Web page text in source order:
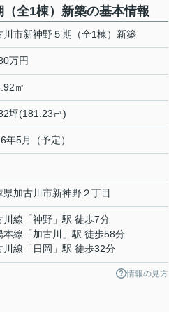
全1棟）新築の基本情報
川市新神野５期（全1棟）新築
万円
㎡
坪(181.23㎡)
年5月（予定）
県加古川市新神野２丁目
川線 「神野 」駅 徒歩7分
本線 「加古川
」駅 徒歩58分
川線 「 日岡 」駅 徒歩32分
情報の見方